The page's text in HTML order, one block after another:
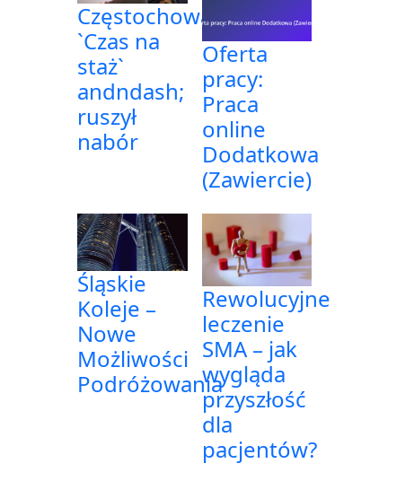
Częstochowa:
`Czas na
staż`
andndash;
ruszył
nabór
Oferta
pracy:
Praca
online
Dodatkowa
(Zawiercie)
Śląskie
Koleje –
Nowe
Możliwości
Podróżowania
Rewolucyjne
leczenie
SMA – jak
wygląda
przyszłość
dla
pacjentów?